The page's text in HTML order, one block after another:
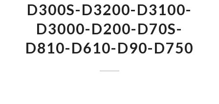
D300S-D3200-D3100-
D3000-D200-D70S-
D810-D610-D90-D750